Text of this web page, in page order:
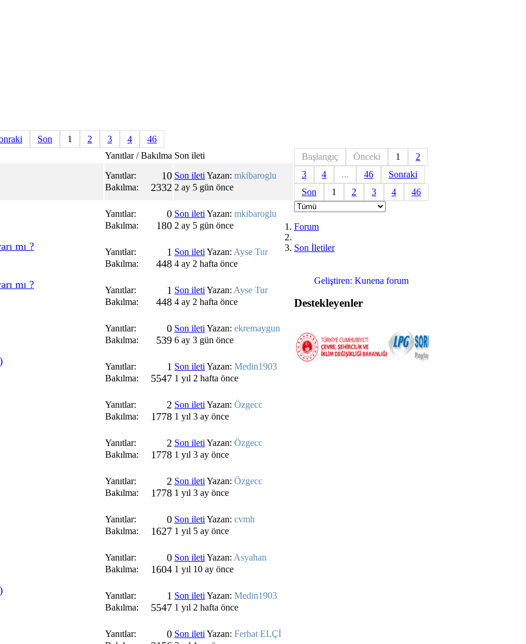
Son 1 2 3 4
46
Yanıtlar / Bakılma Son ileti
Yanıtlar: 10
Bakılma: 2332
Son ileti Yazan: mkibaroglu
2 ay 5 gün önce
Yanıtlar: 0
Bakılma: 180
Son ileti Yazan: mkibaroglu
2 ay 5 gün önce
mı ? Yanıtlar: 1
Bakılma: 448
Son ileti Yazan: Ayse Tur
4 ay 2 hafta önce
mı ? Yanıtlar: 1
Bakılma: 448
Son ileti Yazan: Ayse Tur
4 ay 2 hafta önce
Yanıtlar: 0
Bakılma: 539
Son ileti Yazan: ekremaygun
6 ay 3 gün önce
Yanıtlar: 1
Bakılma: 5547
Son ileti Yazan: Medin1903
1 yıl 2 hafta önce
Yanıtlar: 2
Bakılma: 1778
Son ileti Yazan: Özgecc
1 yıl 3 ay önce
Yanıtlar: 2
Bakılma: 1778
Son ileti Yazan: Özgecc
1 yıl 3 ay önce
Yanıtlar: 2
Bakılma: 1778
Son ileti Yazan: Özgecc
1 yıl 3 ay önce
Yanıtlar: 0
Bakılma: 1627
Son ileti Yazan: cvmh
1 yıl 5 ay önce
Yanıtlar: 0
Bakılma: 1604
Son ileti Yazan: Asyahan
1 yıl 10 ay önce
Yanıtlar: 1
Bakılma: 5547
Son ileti Yazan: Medin1903
1 yıl 2 hafta önce
Yanıtlar: 0 Son ileti Yazan: Ferhat ELÇİ
Başlangıç Önceki 1
2
3
4 ... 46
Sonraki
Son
1 2 3 4 46
Forum
Son İletiler
Geliştiren: Kunena forum
Destekleyenler